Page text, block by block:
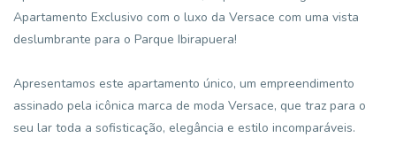
Apartamento Exclusivo com o luxo da Versace com uma vista
deslumbrante para o Parque Ibirapuera!
Apresentamos este apartamento único, um empreendimento
assinado pela icônica marca de moda Versace, que traz para o
seu lar toda a sofisticação, elegância e estilo incomparáveis.